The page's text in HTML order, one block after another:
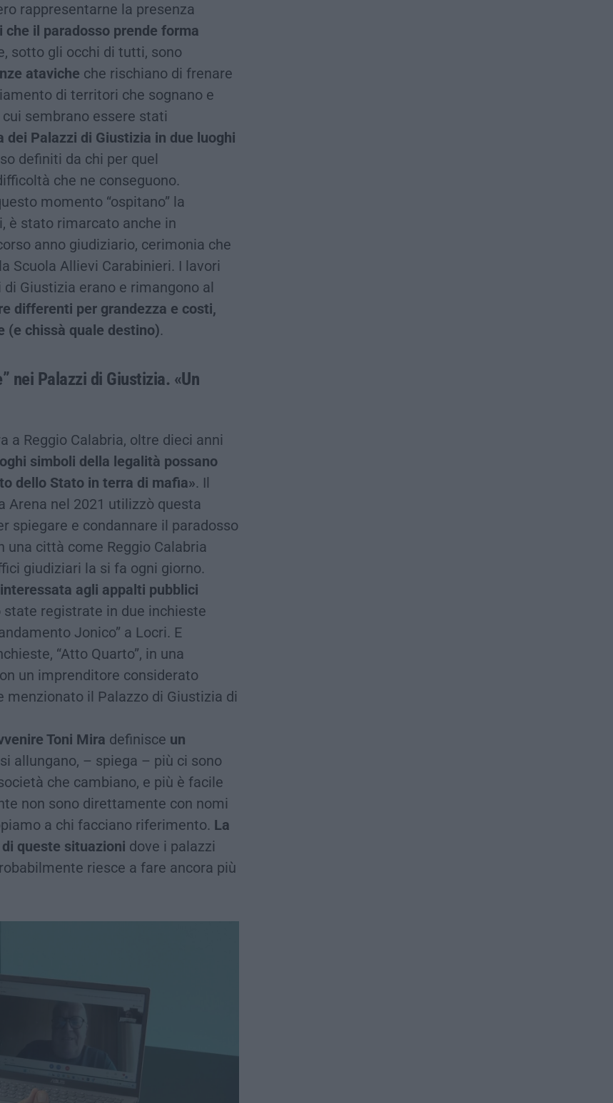
rappresentarne la presenza
che il paradosso prende forma
sotto gli occhi di tutti, sono
ataviche che rischiano di frenare
di territori che sognano e
sembrano essere stati
dei Palazzi di Giustizia in due luoghi
definiti da chi per quel
che ne conseguono.
momento “ospitano” la
è stato rimarcato anche in
anno giudiziario, cerimonia che
Scuola Allievi Carabinieri. I lavori
Giustizia erano e rimangono al
differenti per grandezza e costi,
(e chissà quale destino).
nei Palazzi di Giustizia. «Un
a Reggio Calabria, oltre dieci anni
simboli della legalità possano
dello Stato in terra di mafia». Il
Arena nel 2021 utilizzò questa
spiegare e condannare il paradosso
città come Reggio Calabria
giudiziari la si fa ogni giorno.
agli appalti pubblici
registrate in due inchieste
Jonico” a Locri. E
“Atto Quarto”, in una
un imprenditore considerato
menzionato il Palazzo di Giustizia di
Toni Mira definisce un
allungano, – spiega – più ci sono
che cambiano, e più è facile
non sono direttamente con nomi
a chi facciano riferimento. La
queste situazioni dove i palazzi
riesce a fare ancora più